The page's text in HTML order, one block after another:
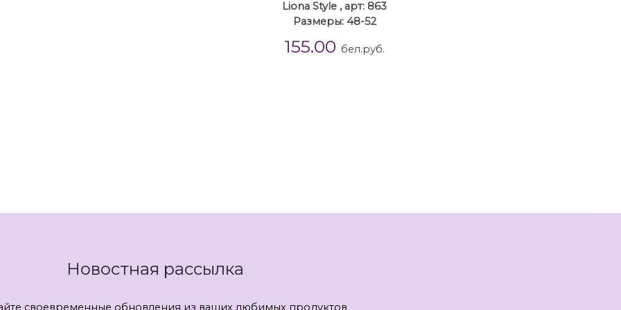
Liona Style , арт: 863
Размеры: 48-52
155.00 бел.руб.
Новостная рассылка
своевременные обновления из ваших любимых продуктов